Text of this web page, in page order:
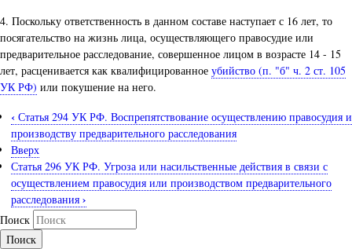
4. Поскольку ответственность в данном составе наступает с 16 лет, то
посягательство на жизнь лица, осуществляющего правосудие или
предварительное расследование, совершенное лицом в возрасте 14 - 15
лет, расценивается как квалифицированное убийство (п. "б" ч. 2 ст. 105
УК РФ) или покушение на него.
‹ Статья 294 УК РФ. Воспрепятствование осуществлению правосудия и
производству предварительного расследования
Вверх
Статья 296 УК РФ. Угроза или насильственные действия в связи с
осуществлением правосудия или производством предварительного
расследования ›
Поиск